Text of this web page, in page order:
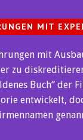
MIT
mit
zu
Buch“
entwickelt,